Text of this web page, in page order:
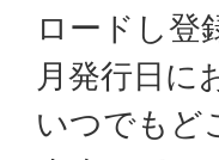
ロードし登
月発行日に
いつでもど